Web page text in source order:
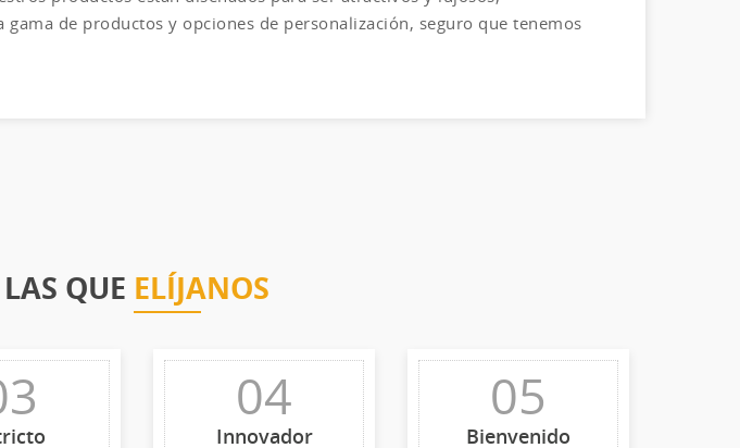
de productos y opciones de personalización, seguro que tenemos
QUE ELÍJANOS
04
Innovador
05
Bienvenido